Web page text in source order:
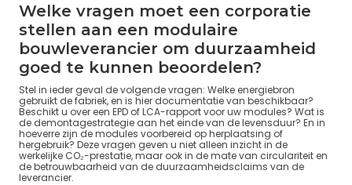
Welke vragen moet een corporatie
stellen aan een modulaire
bouwleverancier om duurzaamheid
goed te kunnen beoordelen?
Stel in ieder geval de volgende vragen: Welke energiebron
gebruikt de fabriek, en is hier documentatie van beschikbaar?
Beschikt u over een EPD of LCA-rapport voor uw modules? Wat is
de demontagestrategie aan het einde van de levensduur? En in
hoeverre zijn de modules voorbereid op herplaatsing of
hergebruik? Deze vragen geven u niet alleen inzicht in de
werkelijke CO₂-prestatie, maar ook in de mate van circulariteit en
de betrouwbaarheid van de duurzaamheidsclaims van de
leverancier.